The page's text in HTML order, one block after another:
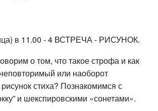
в 11.00 - 4 ВСТРЕЧА - РИСУНОК.
о том, что такое строфа и как
или наоборот
стиха? Познакомимся с
и шекспировскими «сонетами».